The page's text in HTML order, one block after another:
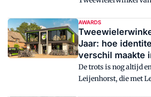
beoordeling van alle
de vakjury zeven
geselecteerd die
volgende ronde.
AWARDS
Jaar: hoe
verschil maakte
De trots is nog altijd
Leijenhorst, die met